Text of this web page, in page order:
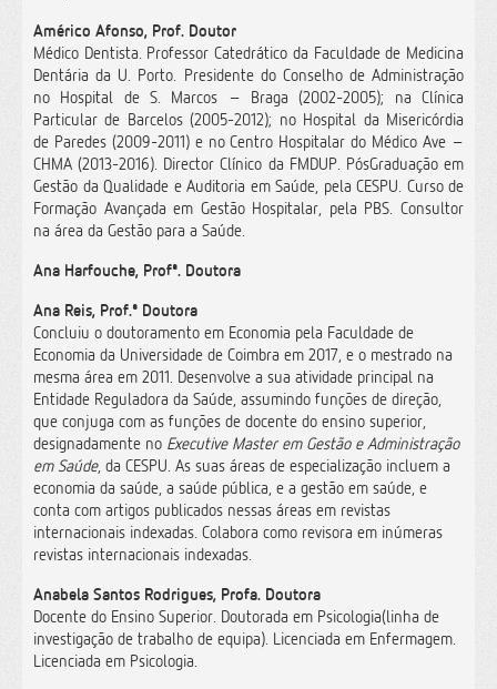
Américo Afonso, Prof. Doutor
Médico Dentista. Professor Catedrático da Faculdade de Medicina
Dentária da U. Porto. Presidente do Conselho de Administração
no Hospital de S. Marcos – Braga (2002-2005); na Clínica
Particular de Barcelos (2005-2012); no Hospital da Misericórdia
de Paredes (2009-2011) e no Centro Hospitalar do Médico Ave –
CHMA (2013-2016). Director Clínico da FMDUP. PósGraduação em
Gestão da Qualidade e Auditoria em Saúde, pela CESPU. Curso de
Formação Avançada em Gestão Hospitalar, pela PBS. Consultor
na área da Gestão para a Saúde.
Ana Harfouche, Profª. Doutora
Ana Reis, Prof.ª Doutora
Concluiu o doutoramento em Economia pela Faculdade de
Economia da Universidade de Coimbra em 2017, e o mestrado na
mesma área em 2011. Desenvolve a sua atividade principal na
Entidade Reguladora da Saúde, assumindo funções de direção,
que conjuga com as funções de docente do ensino superior,
designadamente no Executive Master em Gestão e Administração
em Saúde, da CESPU. As suas áreas de especialização incluem a
economia da saúde, a saúde pública, e a gestão em saúde, e
conta com artigos publicados nessas áreas em revistas
internacionais indexadas. Colabora como revisora em inúmeras
revistas internacionais indexadas.
Anabela Santos Rodrigues, Profa. Doutora
Docente do Ensino Superior. Doutorada em Psicologia(linha de
investigação de trabalho de equipa). Licenciada em Enfermagem.
Licenciada em Psicologia.